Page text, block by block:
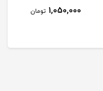
1,050,000 تومان